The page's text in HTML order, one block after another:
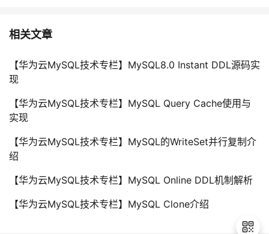
相关文章
【华为云MySQL技术专栏】MySQL8.0 Instant DDL源码实
现
【华为云MySQL技术专栏】MySQL Query Cache使用与
实现
【华为云MySQL技术专栏】MySQL的WriteSet并行复制介
绍
【华为云MySQL技术专栏】MySQL Online DDL机制解析
【华为云MySQL技术专栏】MySQL Clone介绍